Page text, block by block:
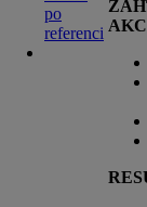
po
referenci